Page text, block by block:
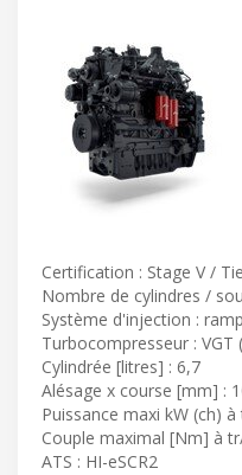
Certification : Stage V /
Nombre de cylindres /
Système d'injection :
Turbocompresseur : VGT
Cylindrée [litres] : 6,7
Alésage x course [mm] :
Puissance maxi kW (ch)
Couple maximal [Nm] à
ATS : HI-eSCR2